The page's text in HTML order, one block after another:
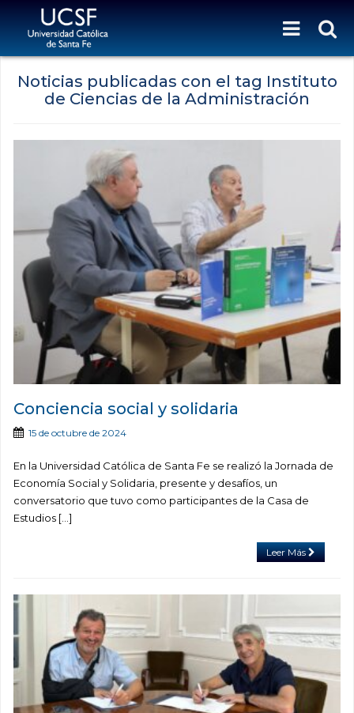
Noticias publicadas con el tag Instituto
de Ciencias de la Administración
Conciencia social y solidaria
15 de octubre de 2024
En la Universidad Católica de Santa Fe se realizó la Jornada de
Economía Social y Solidaria, presente y desafíos, un
conversatorio que tuvo como participantes de la Casa de
Estudios […]
Leer Más